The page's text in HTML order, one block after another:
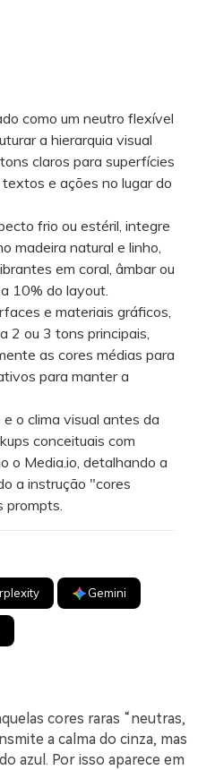
como um neutro flexível
a hierarquia visual
claros para superfícies
e ações no lugar do
frio ou estéril, integre
madeira natural e linho,
em coral, âmbar ou
10% do layout.
e materiais gráficos,
2 ou 3 tons principais,
as cores médias para
para manter a
o clima visual antes da
conceituais com
o Media.io, detalhando a
a instrução "cores
prompts.
Gemini
cores raras “neutras,
a calma do cinza, mas
azul. Por isso aparece em